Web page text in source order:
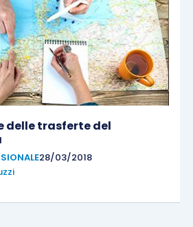
delle trasferte del
28/03/2018